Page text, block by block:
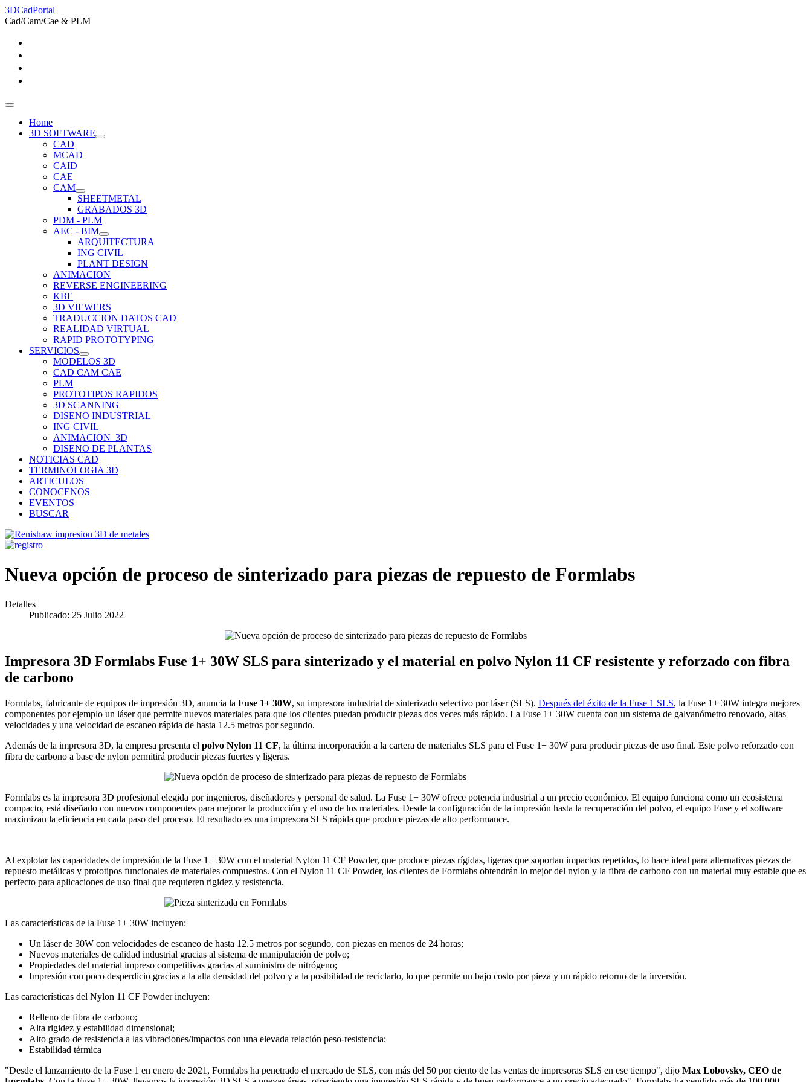
3DCadPortal
Cad/Cam/Cae & PLM
Home
3D SOFTWARE
CAD
MCAD
CAID
CAE
CAM
SHEETMETAL
GRABADOS 3D
PDM - PLM
AEC - BIM
ARQUITECTURA
ING CIVIL
PLANT DESIGN
ANIMACION
REVERSE ENGINEERING
KBE
3D VIEWERS
TRADUCCION DATOS CAD
REALIDAD VIRTUAL
RAPID PROTOTYPING
SERVICIOS
MODELOS 3D
CAD CAM CAE
PLM
PROTOTIPOS RAPIDOS
3D SCANNING
DISENO INDUSTRIAL
ING CIVIL
ANIMACION_3D
DISENO DE PLANTAS
NOTICIAS CAD
TERMINOLOGIA 3D
ARTICULOS
CONOCENOS
EVENTOS
BUSCAR
Nueva opción de proceso de sinterizado para piezas de repuesto de Formlabs
Detalles
Publicado: 25 Julio 2022
Impresora 3D Formlabs Fuse 1+ 30W SLS para sinterizado y el material en polvo Nylon 11 CF resistente y reforzado con fibra
de carbono
Formlabs, fabricante de equipos de impresión 3D, anuncia la Fuse 1+ 30W, su impresora industrial de sinterizado selectivo por láser (SLS). Después del éxito de la Fuse 1 SLS, la Fuse 1+ 30W integra mejores
componentes por ejemplo un láser que permite nuevos materiales para que los clientes puedan producir piezas dos veces más rápido. La Fuse 1+ 30W cuenta con un sistema de galvanómetro renovado, altas
velocidades y una velocidad de escaneo rápida de hasta 12.5 metros por segundo.
Además de la impresora 3D, la empresa presenta el polvo Nylon 11 CF, la última incorporación a la cartera de materiales SLS para el Fuse 1+ 30W para producir piezas de uso final. Este polvo reforzado con
fibra de carbono a base de nylon permitirá producir piezas fuertes y ligeras.
Formlabs es la impresora 3D profesional elegida por ingenieros, diseñadores y personal de salud. La Fuse 1+ 30W ofrece potencia industrial a un precio económico. El equipo funciona como un ecosistema
compacto, está diseñado con nuevos componentes para mejorar la producción y el uso de los materiales. Desde la configuración de la impresión hasta la recuperación del polvo, el equipo Fuse y el software
maximizan la eficiencia en cada paso del proceso. El resultado es una impresora SLS rápida que produce piezas de alto performance.
Al explotar las capacidades de impresión de la Fuse 1+ 30W con el material Nylon 11 CF Powder, que produce piezas rígidas, ligeras que soportan impactos repetidos, lo hace ideal para alternativas piezas de
repuesto metálicas y prototipos funcionales de materiales compuestos. Con el Nylon 11 CF Powder, los clientes de Formlabs obtendrán lo mejor del nylon y la fibra de carbono con un material muy estable que es
perfecto para aplicaciones de uso final que requieren rigidez y resistencia.
Las características de la Fuse 1+ 30W incluyen:
Un láser de 30W con velocidades de escaneo de hasta 12.5 metros por segundo, con piezas en menos de 24 horas;
Nuevos materiales de calidad industrial gracias al sistema de manipulación de polvo;
Propiedades del material impreso competitivas gracias al suministro de nitrógeno;
Impresión con poco desperdicio gracias a la alta densidad del polvo y a la posibilidad de reciclarlo, lo que permite un bajo costo por pieza y un rápido retorno de la inversión.
Las características del Nylon 11 CF Powder incluyen:
Relleno de fibra de carbono;
Alta rigidez y estabilidad dimensional;
Alto grado de resistencia a las vibraciones/impactos con una elevada relación peso-resistencia;
Estabilidad térmica
"Desde el lanzamiento de la Fuse 1 en enero de 2021, Formlabs ha penetrado el mercado de SLS, con más del 50 por ciento de las ventas de impresoras SLS en ese tiempo", dijo Max Lobovsky, CEO de